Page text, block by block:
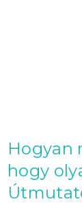
Hogyan
hogy